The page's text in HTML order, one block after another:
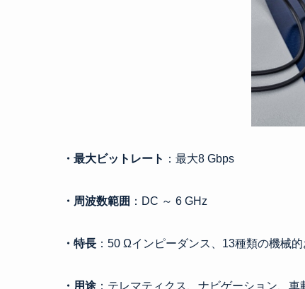
・最大ビットレート ：最大8 Gbps
・周波数範囲 ：DC ～ 6 GHz
・特長 ：50 Ωインピーダンス、13種類の機械
・用途 ：テレマティクス、ナビゲーション、